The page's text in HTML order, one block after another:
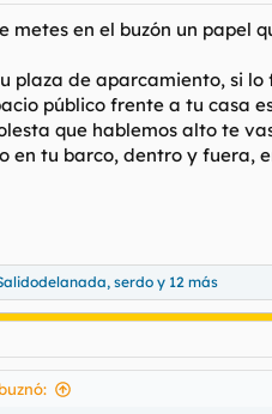
metes en el buzón un papel
plaza de aparcamiento, si
público frente a tu casa
que hablemos alto te
en tu barco, dentro y fuera,
, serdo y 12 más